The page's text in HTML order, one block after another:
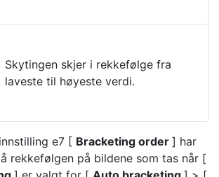
Skytingen skjer i rekkefølge fra
laveste til høyeste verdi.
e7 [ Bracketing order ] har
rekkefølgen på bildene som tas når [